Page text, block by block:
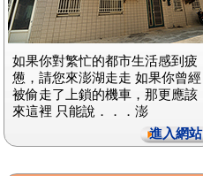
如果你對繁忙的都市生活感到疲
憊，請您來澎湖走走 如果你曾經
被偷走了上鎖的機車，那更應該
來這裡 只能說．．．澎
進入網站